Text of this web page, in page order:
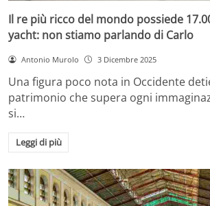
Il re più ricco del mondo possiede
yacht: non stiamo parlando di Carlo
Antonio Murolo 3 Dicembre 2025
Una figura poco nota in Occidente
patrimonio che supera ogni
si…
Leggi di più